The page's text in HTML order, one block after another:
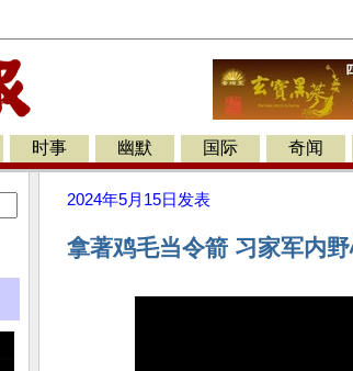
时事 幽默 国际 奇闻
2024年5月15日 发表
拿著鸡毛当令箭 习家军内野